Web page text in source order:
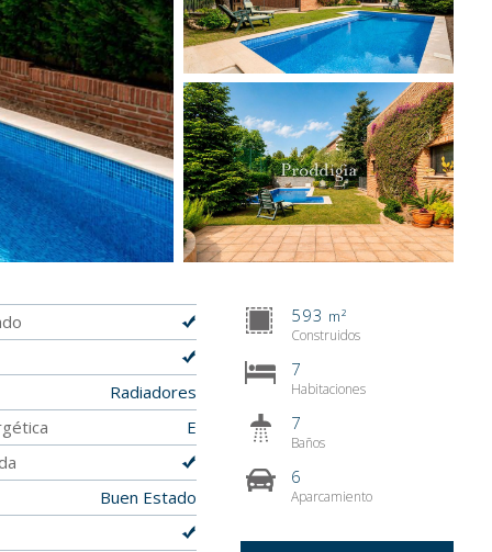
Radiadores
E
Buen Estado
593 m²
Construidos
7
Habitaciones
7
Baños
6
Aparcamiento